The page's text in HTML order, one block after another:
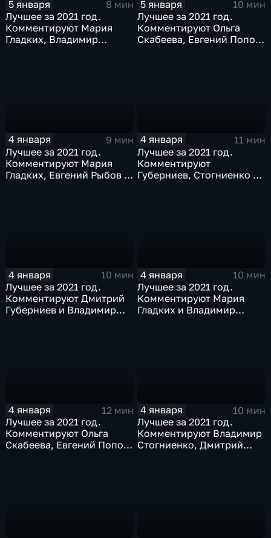
5 января
8 мин
Лучшее за 2021 год.
Комментируют Мария
Гладких, Владимир
5 января
10 мин
Лучшее за 2021 год.
Комментируют Ольга
Скабеева, Евгений Попов
4 января
9 мин
Лучшее за 2021 год.
Комментируют Мария
Гладких, Евгений Рыбов и
4 января
11 мин
Лучшее за 2021 год.
Комментируют
Губерниев, Стогниенко и
4 января
10 мин
Лучшее за 2021 год.
Комментируют Дмитрий
Губерниев и Владимир
4 января
10 мин
Лучшее за 2021 год.
Комментируют Мария
Гладких и Владимир
4 января
12 мин
Лучшее за 2021 год.
Комментируют Ольга
Скабеева, Евгений Попов
4 января
10 мин
Лучшее за 2021 год.
Комментируют Владимир
Стогниенко, Дмитрий